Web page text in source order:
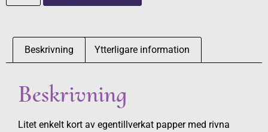
Beskrivning Ytterligare information
Beskrivning
Litet enkelt kort av egentillverkat papper med rivna